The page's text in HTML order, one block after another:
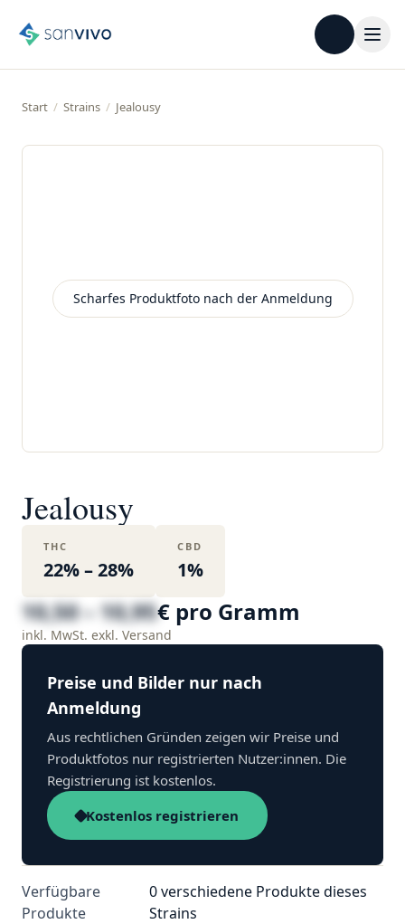
Start / Strains / Jealousy
Scharfes Produktfoto nach der Anmeldung
Jealousy
THC
22% – 28%
CBD
1%
10,50 – 10,95€ pro Gramm
inkl. MwSt. exkl. Versand
Preise und Bilder nur nach
Anmeldung
Aus rechtlichen Gründen zeigen wir Preise und
Produktfotos nur registrierten Nutzer:innen. Die
Registrierung ist kostenlos.
Kostenlos registrieren
Verfügbare
Produkte
0 verschiedene Produkte dieses
Strains